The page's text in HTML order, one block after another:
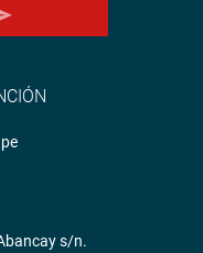
s/n.